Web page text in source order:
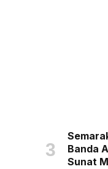
Banda
Sunat